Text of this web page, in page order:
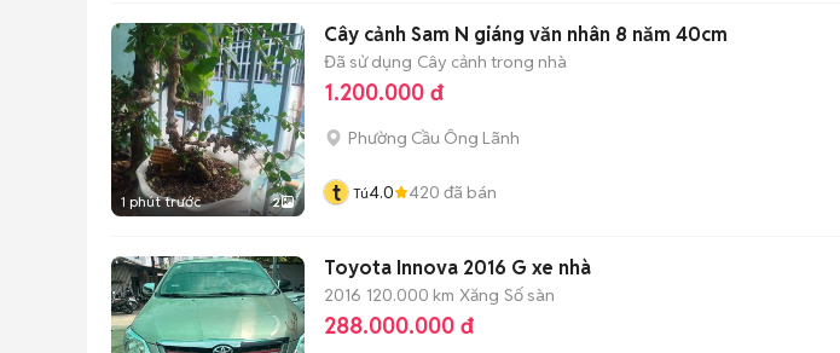
1 phút trước 2
Cây cảnh Sam N giáng văn nhân 8 năm 40cm
Đã sử dụng Cây cảnh trong nhà
1.200.000 đ
Phường Cầu Ông Lãnh
t Tú4.0 420 đã bán
Toyota Innova 2016 G xe nhà
2016 120.000 km Xăng Số sàn
288.000.000 đ